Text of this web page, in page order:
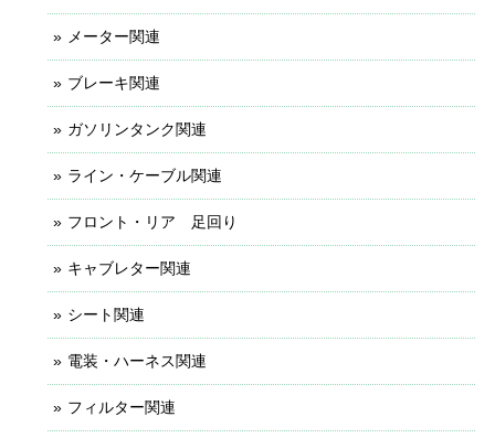
メーター関連
ブレーキ関連
ガソリンタンク関連
ライン・ケーブル関連
フロント・リア 足回り
キャブレター関連
シート関連
電装・ハーネス関連
フィルター関連